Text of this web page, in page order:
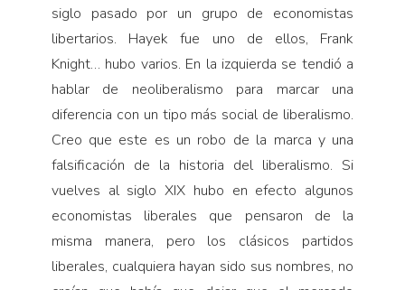
siglo pasado por un grupo de econo­mistas
libertarios. Hayek fue uno de ellos, Frank
Knight… hubo varios. En la izquierda se tendió a
hablar de neoliberalismo para marcar una
diferencia con un tipo más social de liberalismo.
Creo que este es un robo de la marca y una
falsificación de la historia del libera­lismo. Si
vuelves al siglo XIX hubo en efecto algunos
economistas liberales que pensaron de la
misma manera, pero los clásicos partidos
liberales, cualquiera hayan sido sus nombres, no